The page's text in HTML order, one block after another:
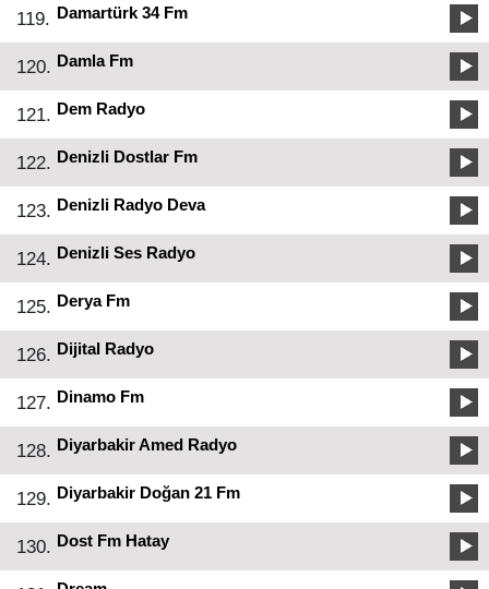
119. Damartürk 34 Fm
120. Damla Fm
121. Dem Radyo
122. Denizli Dostlar Fm
123. Denizli Radyo Deva
124. Denizli Ses Radyo
125. Derya Fm
126. Dijital Radyo
127. Dinamo Fm
128. Diyarbakir Amed Radyo
129. Diyarbakir Doğan 21 Fm
130. Dost Fm Hatay